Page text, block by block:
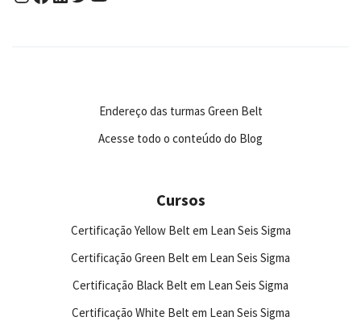
Endereço das turmas Green Belt
Acesse todo o conteúdo do Blog
Cursos
Certificação Yellow Belt em Lean Seis Sigma
Certificação Green Belt em Lean Seis Sigma
Certificação Black Belt em Lean Seis Sigma
Certificação White Belt em Lean Seis Sigma